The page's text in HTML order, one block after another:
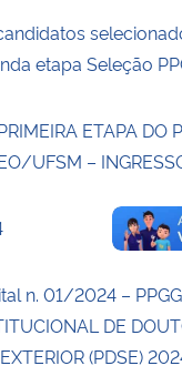
Institucional
etapa Seleção
ETAPA DO
UFSM –
n. 01/2024 –
DE
(PDSE)